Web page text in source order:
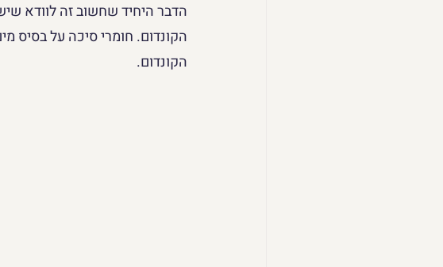
הדבר היחיד שחשוב זה לוודא
הקונדום. חומרי סיכה על בסיס
הקונדום.